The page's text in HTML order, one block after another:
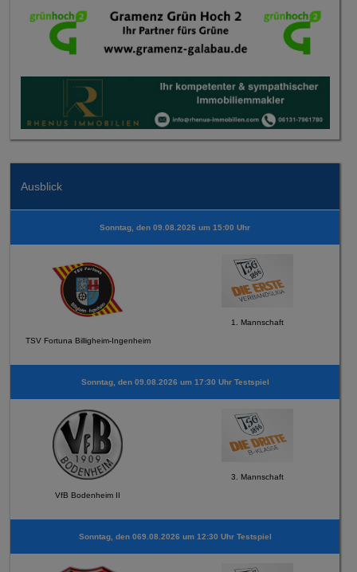
Ausblick
Sonntag, den 09.08.2026 um 15:00 Uhr
TSV Fortuna Billigheim-Ingenheim
1. Mannschaft
Sonntag, den 09.08.2026 um 17:30 Uhr Testspiel
VfB Bodenheim II
3. Mannschaft
Sonntag, den 069.08.2026 um 12:30 Uhr Testspiel